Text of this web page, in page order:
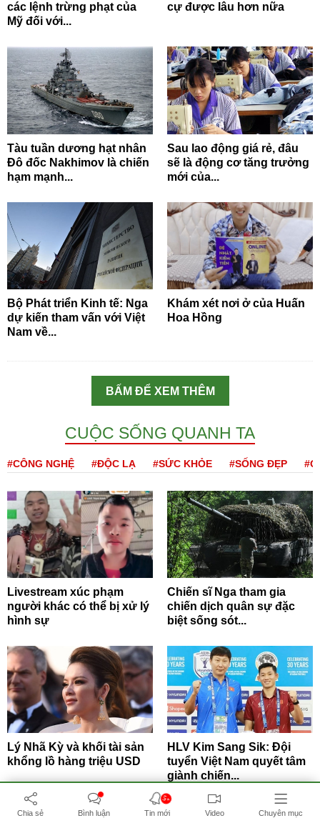
các lệnh trừng phạt của
Mỹ đối với...
cự được lâu hơn nữa
Tàu tuần dương hạt nhân
Đô đốc Nakhimov là chiến
hạm mạnh...
Sau lao động giá rẻ, đâu
sẽ là động cơ tăng trưởng
mới của...
Bộ Phát triển Kinh tế: Nga
dự kiến tham vấn với Việt
Nam về...
Khám xét nơi ở của Huấn
Hoa Hồng
BẤM ĐỂ XEM THÊM
CUỘC SỐNG QUANH TA
#CÔNG NGHỆ #ĐỘC LẠ #SỨC KHỎE #SỐNG ĐẸP
Livestream xúc phạm
người khác có thể bị xử lý
hình sự
Chiến sĩ Nga tham gia
chiến dịch quân sự đặc
biệt sống sót...
Lý Nhã Kỳ và khối tài sản
khổng lồ hàng triệu USD
HLV Kim Sang Sik: Đội
tuyển Việt Nam quyết tâm
giành chiến...
Chia sẻ Bình luận
5+
Tin mới Video Chuyên mục